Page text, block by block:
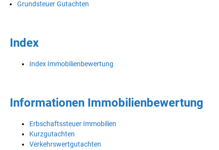
Grundsteuer Gutachten
Index
Index Immobilienbewertung
Informationen Immobilienbewertung
Erbschaftssteuer Immobilien
Kurzgutachten
Verkehrswertgutachten